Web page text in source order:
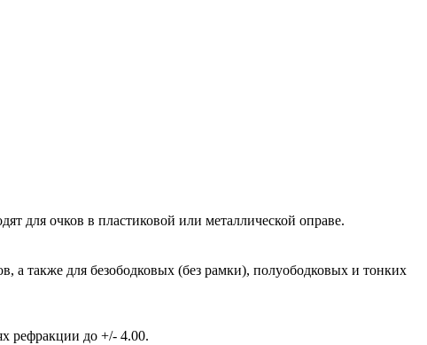
для очков в пластиковой или металлической оправе.
а также для безободковых (без рамки), полуободковых и тонких
рефракции до +/- 4.00.